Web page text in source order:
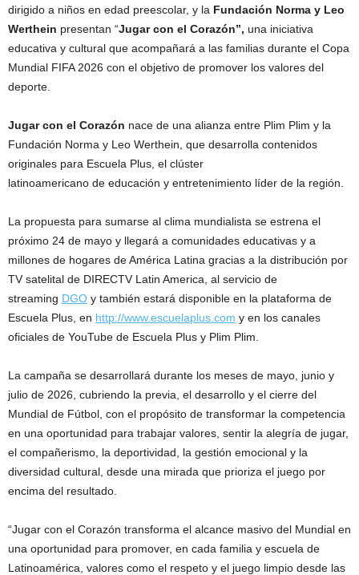
dirigido a niños en edad preescolar, y la Fundación Norma y Leo
Werthein presentan “Jugar con el Corazón”, una iniciativa
educativa y cultural que acompañará a las familias durante el Copa
Mundial FIFA 2026 con el objetivo de promover los valores del
deporte.
Jugar con el Corazón nace de una alianza entre Plim Plim y la
Fundación Norma y Leo Werthein, que desarrolla contenidos
originales para Escuela Plus, el clúster
latinoamericano de educación y entretenimiento líder de la región.
La propuesta para sumarse al clima mundialista se estrena el
próximo 24 de mayo y llegará a comunidades educativas y a
millones de hogares de América Latina gracias a la distribución por
TV satelital de DIRECTV Latin America, al servicio de
streaming DGO y también estará disponible en la plataforma de
Escuela Plus, en http://www.escuelaplus.com y en los canales
oficiales de YouTube de Escuela Plus y Plim Plim.
La campaña se desarrollará durante los meses de mayo, junio y
julio de 2026, cubriendo la previa, el desarrollo y el cierre del
Mundial de Fútbol, con el propósito de transformar la competencia
en una oportunidad para trabajar valores, sentir la alegría de jugar,
el compañerismo, la deportividad, la gestión emocional y la
diversidad cultural, desde una mirada que prioriza el juego por
encima del resultado.
“Jugar con el Corazón transforma el alcance masivo del Mundial en
una oportunidad para promover, en cada familia y escuela de
Latinoamérica, valores como el respeto y el juego limpio desde las